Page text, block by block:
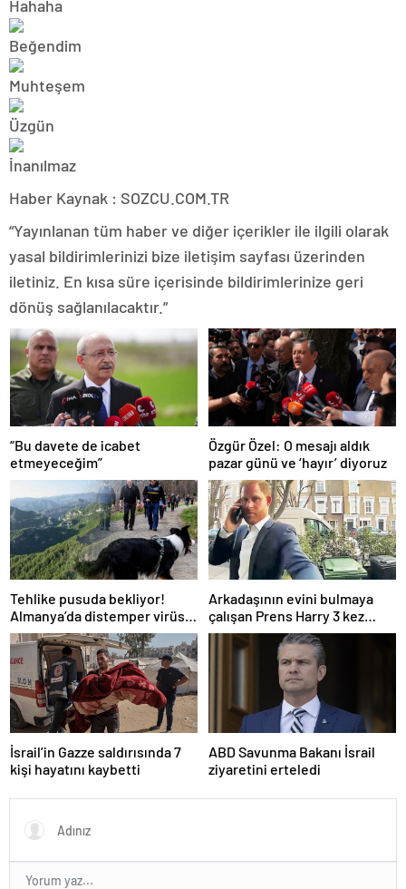
Haber Kaynak : SOZCU.COM.TR
“Yayınlanan tüm haber ve diğer içerikler ile ilgili olarak
yasal bildirimlerinizi bize iletişim sayfası üzerinden
iletiniz. En kısa süre içerisinde bildirimlerinize geri
dönüş sağlanılacaktır.”
“Bu davete de icabet
etmeyeceğim”
Özgür Özel: O mesajı aldık
pazar günü ve ‘hayır’ diyoruz
Tehlike pusuda bekliyor!
Almanya’da distemper virüsü
yayılıyor: Çoğu
kurtarılamayacak!
Arkadaşının evini bulmaya
çalışan Prens Harry 3 kez
yanlış kapıyı çaldı
İsrail’in Gazze saldırısında 7
kişi hayatını kaybetti
ABD Savunma Bakanı İsrail
ziyaretini erteledi